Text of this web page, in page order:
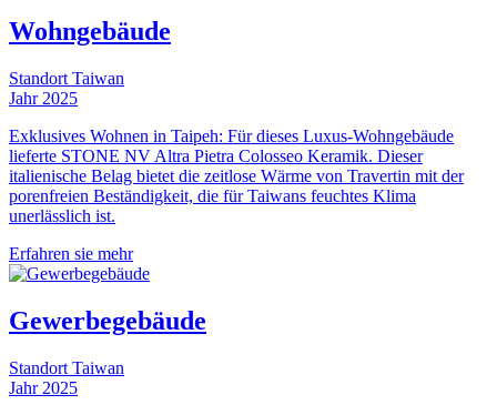
Wohngebäude
Standort Taiwan
Jahr 2025
Exklusives Wohnen in Taipeh: Für dieses Luxus-Wohngebäude
lieferte STONE NV Altra Pietra Colosseo Keramik. Dieser
italienische Belag bietet die zeitlose Wärme von Travertin mit der
porenfreien Beständigkeit, die für Taiwans feuchtes Klima
unerlässlich ist.
Erfahren sie mehr
Gewerbegebäude
Standort Taiwan
Jahr 2025